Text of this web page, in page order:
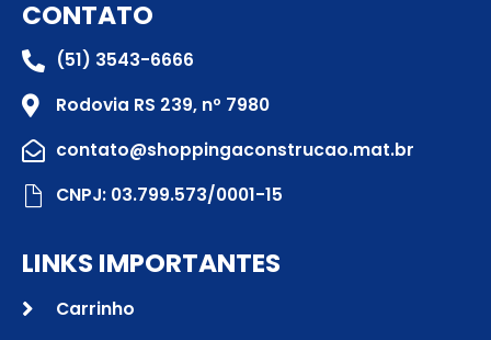
CONTATO
(51) 3543-6666
Rodovia RS 239, nº 7980
contato@shoppingaconstrucao.mat.br
CNPJ: 03.799.573/0001-15
LINKS IMPORTANTES
Carrinho